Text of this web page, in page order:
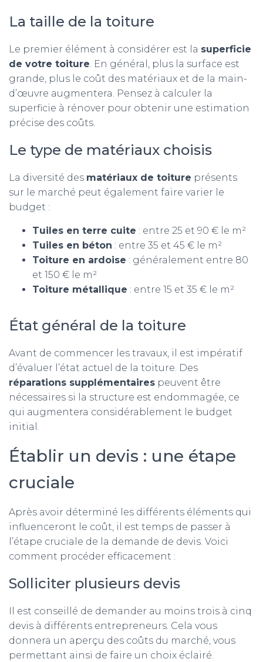
La taille de la toiture
Le premier élément à considérer est la superficie
de votre toiture. En général, plus la surface est
grande, plus le coût des matériaux et de la main-
d’œuvre augmentera. Pensez à calculer la
superficie à rénover pour obtenir une estimation
précise des coûts.
Le type de matériaux choisis
La diversité des matériaux de toiture présents
sur le marché peut également faire varier le
budget :
Tuiles en terre cuite : entre 25 et 90 € le m²
Tuiles en béton : entre 35 et 45 € le m²
Toiture en ardoise : généralement entre 80
et 150 € le m²
Toiture métallique : entre 15 et 35 € le m²
État général de la toiture
Avant de commencer les travaux, il est impératif
d’évaluer l’état actuel de la toiture. Des
réparations supplémentaires peuvent être
nécessaires si la structure est endommagée, ce
qui augmentera considérablement le budget
initial.
Établir un devis : une étape
cruciale
Après avoir déterminé les différents éléments qui
influenceront le coût, il est temps de passer à
l’étape cruciale de la demande de devis. Voici
comment procéder efficacement :
Solliciter plusieurs devis
Il est conseillé de demander au moins trois à cinq
devis à différents entrepreneurs. Cela vous
donnera un aperçu des coûts du marché, vous
permettant ainsi de faire un choix éclairé.